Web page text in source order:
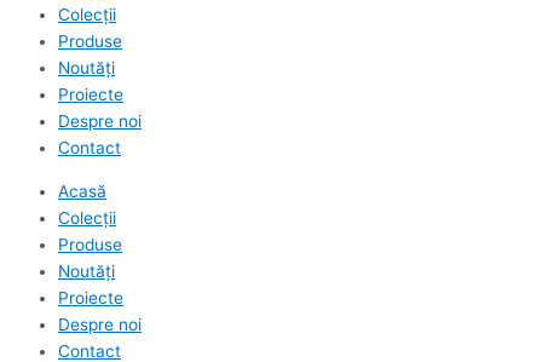
Colecții
Produse
Noutăți
Proiecte
Despre noi
Contact
Acasă
Colecții
Produse
Noutăți
Proiecte
Despre noi
Contact